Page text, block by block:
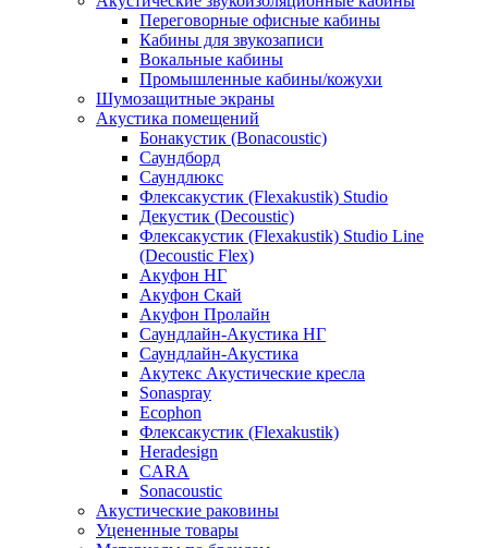
Переговорные офисные кабины
Кабины для звукозаписи
Вокальные кабины
Промышленные кабины/кожухи
Шумозащитные экраны
Акустика помещений
Бонакустик (Bonacoustic)
Саундборд
Саундлюкс
Флексакустик (Flexakustik) Studio
Декустик (Decoustic)
Флексакустик (Flexakustik) Studio Line
(Decoustic Flex)
Акуфон НГ
Акуфон Скай
Акуфон Пролайн
Саундлайн-Акустика НГ
Саундлайн-Акустика
Акутекс Акустические кресла
Sonaspray
Ecophon
Флексакустик (Flexakustik)
Heradesign
CARA
Sonacoustic
Акустические раковины
Уцененные товары